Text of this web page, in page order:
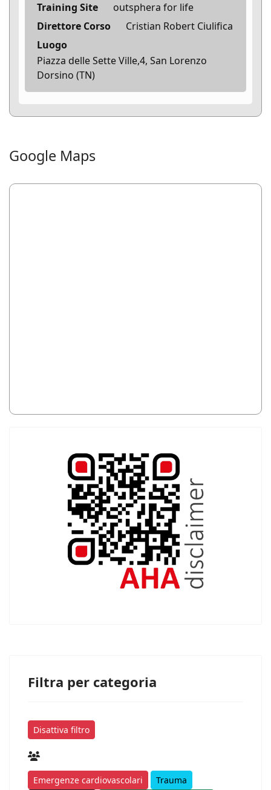
Training Site
outsphera for life
Direttore Corso
Cristian Robert Ciulifica
Luogo
Piazza delle Sette Ville,4, San Lorenzo
Dorsino (TN)
Google Maps
Filtra per categoria
Disattiva filtro
Emergenze cardiovascolari Trauma